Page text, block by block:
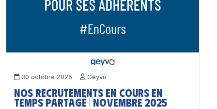
30 octobre 2025 Geyvo
Nos recrutements en cours en
temps partagé | Novembre 2025